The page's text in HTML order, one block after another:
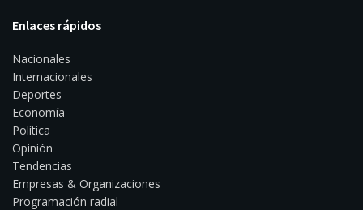
Enlaces rápidos
Nacionales
Internacionales
Deportes
Economía
Política
Opinión
Tendencias
Empresas & Organizaciones
Programación radial